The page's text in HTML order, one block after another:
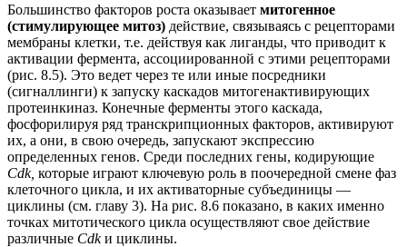
Большинство факторов роста оказывает митогенное
(стимулирующее митоз) действие, связываясь с рецепторами
мембраны клетки, т.е. действуя как лиганды, что приводит к
активации фермента, ассоциированной с этими рецепторами
(рис. 8.5). Это ведет через те или иные посредники
(сигналлинги) к запуску каскадов митогенактивирующих
протеинкиназ. Конечные ферменты этого каскада,
фосфорилируя ряд транскрипционных факторов, активируют
их, а они, в свою очередь, запускают экспрессию
определенных генов. Среди последних гены, кодирующие
Cdk, которые играют ключевую роль в поочередной смене фаз
клеточного цикла, и их активаторные субъединицы —
циклины (см. главу 3). На рис. 8.6 показано, в каких именно
точках митотического цикла осуществляют свое действие
различные Cdkи циклины.